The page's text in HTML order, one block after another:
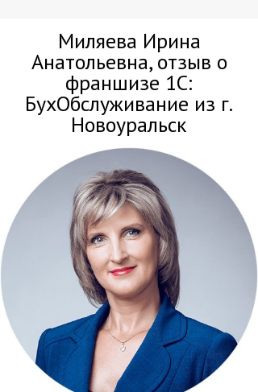
Миляева Ирина
Анатольевна, отзыв о
франшизе 1С:
БухОбслуживание из г.
Новоуральск